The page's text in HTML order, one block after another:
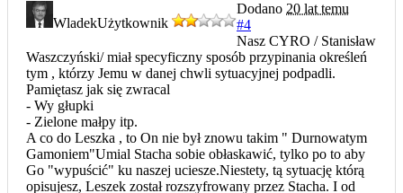
WladekUżytkownik
Dodano 20 lat temu
#4
Nasz CYRO / Stanisław
Waszczyński/ miał specyficzny sposób przypinania określeń
tym , którzy Jemu w danej chwli sytuacyjnej podpadli.
Pamiętasz jak się zwracal
- Wy głupki
- Zielone małpy itp.
A co do Leszka , to On nie był znowu takim " Durnowatym
Gamoniem"Umial Stacha sobie obłaskawić, tylko po to aby
Go "wypuścić" ku naszej uciesze.Niestety, tą sytuację którą
opisujesz, Leszek został rozszyfrowany przez Stacha. I od